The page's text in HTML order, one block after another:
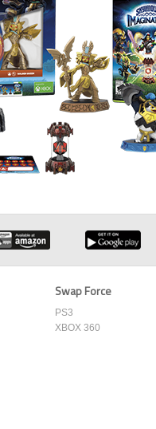
Swap Force
PS3
XBOX 360